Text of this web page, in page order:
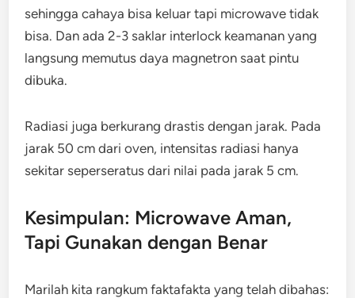
sehingga cahaya bisa keluar tapi microwave tidak
bisa. Dan ada 2-3 saklar interlock keamanan yang
langsung memutus daya magnetron saat pintu
dibuka.
Radiasi juga berkurang drastis dengan jarak. Pada
jarak 50 cm dari oven, intensitas radiasi hanya
sekitar seperseratus dari nilai pada jarak 5 cm.
Kesimpulan: Microwave Aman,
Tapi Gunakan dengan Benar
Marilah kita rangkum faktafakta yang telah dibahas: